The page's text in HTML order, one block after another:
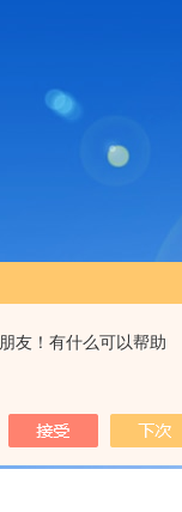
友！有什么可以帮助